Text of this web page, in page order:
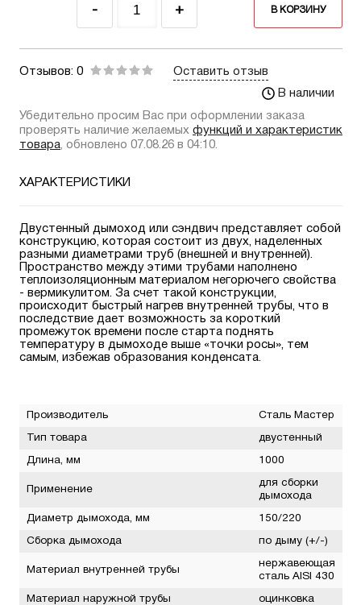
- + В КОРЗИНУ
Отзывов: 0
Оставить отзыв
В наличии
Убедительно просим Вас при оформлении заказа
проверять наличие желаемых функций и характеристик
товара, обновлено 07.08.26 в 04:10.
ХАРАКТЕРИСТИКИ
Двустенный дымоход или сэндвич представляет собой
конструкцию, которая состоит из двух, наделенных
разными диаметрами труб (внешней и внутренней).
Пространство между этими трубами наполнено
теплоизоляционным материалом негорючего свойства
- вермикулитом. За счет такой конструкции,
происходит быстрый нагрев внутренней трубы, что в
последствие дает возможность за короткий
промежуток времени после старта поднять
температуру в дымоходе выше «точки росы», тем
самым, избежав образования конденсата.
Производитель Сталь Мастер
Тип товара двустенный
Длина, мм 1000
Применение
для сборки
дымохода
Диаметр дымохода, мм 150/220
Сборка дымохода по дыму (+/-)
Материал внутренней трубы
нержавеющая
сталь AISI 430
Материал наружной трубы оцинковка